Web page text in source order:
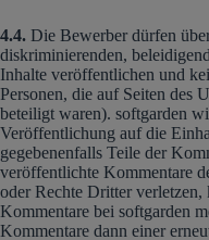
4.4. Die Bewerber dürfen
diskriminierenden,
Inhalte veröffentlichen und
Personen, die auf Seiten des
beteiligt waren). softgarden
Veröffentlichung auf die
gegebenenfalls Teile der
veröffentlichte Kommentare
oder Rechte Dritter verletzen,
Kommentare bei softgarden
Kommentare dann einer